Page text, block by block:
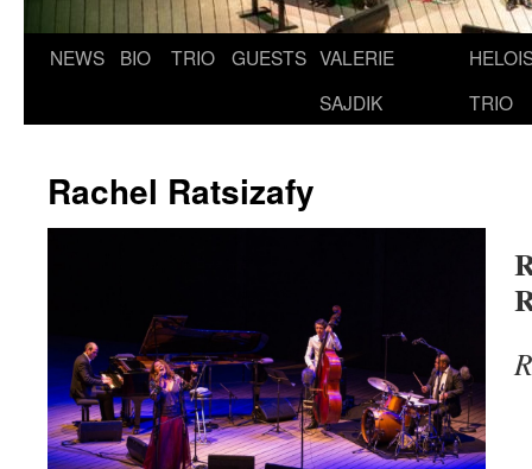
Aller
NEWS BIO TRIO GUESTS VALERIE
SAJDIK
TRIO
Rachel Ratsizafy